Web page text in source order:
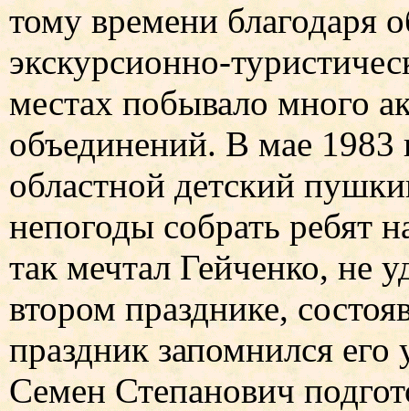
тому времени благодаря
экскурсионно-
местах побывало много
объединений. В мае 1983
областной детский
непогоды собрать ребят
так мечтал Гейченко, не
втором празднике,
праздник запомнился
Семен Степанович